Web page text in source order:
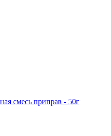
смесь приправ - 50г